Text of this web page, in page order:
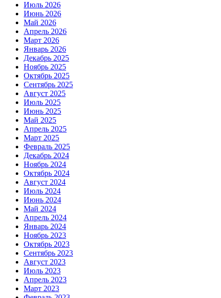
Июль 2026
Июнь 2026
Май 2026
Апрель 2026
Март 2026
Январь 2026
Декабрь 2025
Ноябрь 2025
Октябрь 2025
Сентябрь 2025
Август 2025
Июль 2025
Июнь 2025
Май 2025
Апрель 2025
Март 2025
Февраль 2025
Декабрь 2024
Ноябрь 2024
Октябрь 2024
Август 2024
Июль 2024
Июнь 2024
Май 2024
Апрель 2024
Январь 2024
Ноябрь 2023
Октябрь 2023
Сентябрь 2023
Август 2023
Июль 2023
Апрель 2023
Март 2023